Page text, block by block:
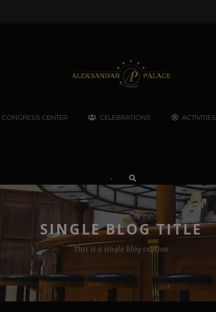
CONGRESS CENTER CELEBRATIONS ACTIVITIES
•
SINGLE BLOG TITLE
This is a single blog caption